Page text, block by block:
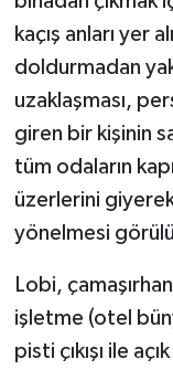
kaçış anları yer
doldurmadan
uzaklaşması,
giren bir kişinin
tüm odaların
üzerlerini giyerek
yönelmesi
Lobi,
işletme (otel
pisti çıkışı ile